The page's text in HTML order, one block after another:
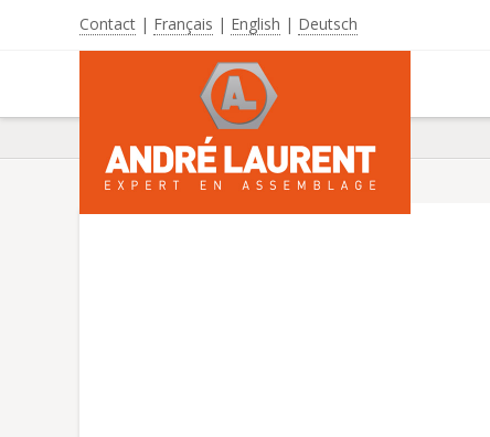
Contact | Français | English | Deutsch